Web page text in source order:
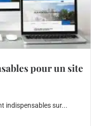
pour un site
indispensables sur...